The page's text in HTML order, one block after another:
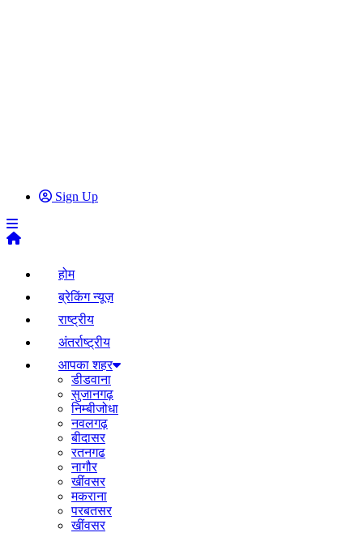
Sign Up
होम
ब्रेकिंग न्यूज़
राष्ट्रीय
अंतर्राष्ट्रीय
आपका शहर
डीडवाना
सुजानगढ़
निम्बीजोधा
नवलगढ़
बीदासर
रतनगढ
नागौर
खींवसर
मकराना
परबतसर
खींवसर